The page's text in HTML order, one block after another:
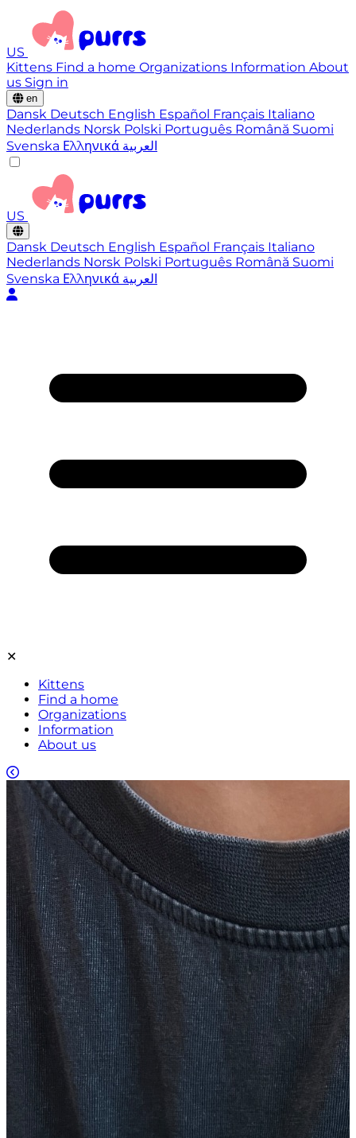
US
Kittens Find a home Organizations Information About
us Sign in
en
Dansk Deutsch English Español Français Italiano
Nederlands Norsk Polski Português Română Suomi
Svenska Ελληνικά العربية
US
Dansk Deutsch English Español Français Italiano
Nederlands Norsk Polski Português Română Suomi
Svenska Ελληνικά العربية
✕
Kittens
Find a home
Organizations
Information
About us